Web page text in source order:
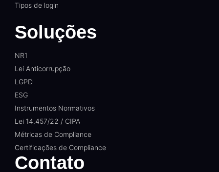
Tipos de login
Soluções
NR1
Lei Anticorrupção
LGPD
ESG
Instrumentos Normativos
Lei 14.457/22 / CIPA
Métricas de Compliance
Certificações de Compliance
Contato